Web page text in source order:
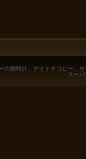
の腕時計、 デイトナコピー、
スー